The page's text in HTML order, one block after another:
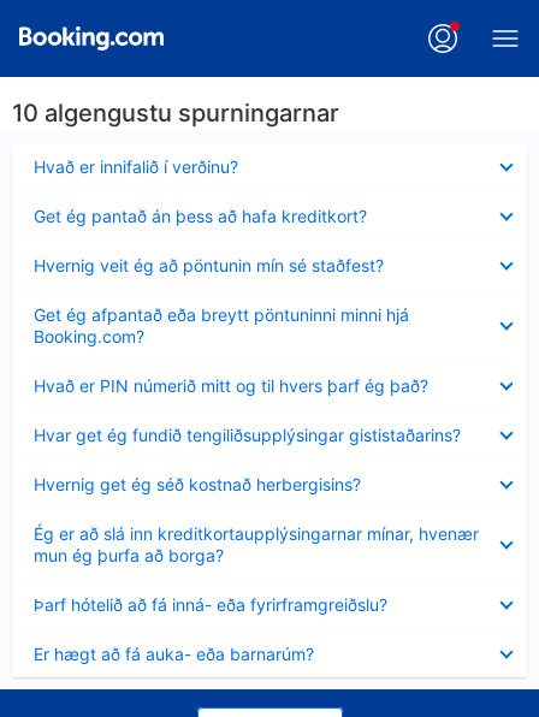
10 algengustu spurningarnar
Hvað er innifalið í verðinu?
sýnt
Get ég pantað án þess að hafa kreditkort?
sýnt
Hvernig veit ég að pöntunin mín sé staðfest?
sýnt
Get ég afpantað eða breytt pöntuninni minni hjá
Booking.com?
sýnt
Hvað er PIN númerið mitt og til hvers þarf ég það?
sýnt
Hvar get ég fundið tengiliðsupplýsingar gististaðarins?
sýnt
Hvernig get ég séð kostnað herbergisins?
sýnt
Ég er að slá inn kreditkortaupplýsingarnar mínar, hvenær
mun ég þurfa að borga?
Minna
sýnt
Þarf hótelið að fá inná- eða fyrirframgreiðslu?
sýnt
Er hægt að fá auka- eða barnarúm?
sýnt